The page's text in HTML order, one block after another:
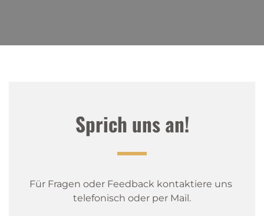
Sprich uns an!
Für Fragen oder Feedback kontaktiere uns
telefonisch oder per Mail.